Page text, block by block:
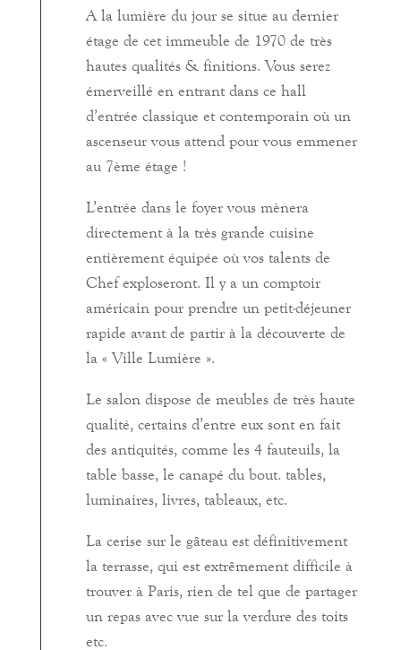
A la lumière du jour se situe au dernier
étage de cet immeuble de 1970 de très
hautes qualités & finitions. Vous serez
émerveillé en entrant dans ce hall
d’entrée classique et contemporain où un
ascenseur vous attend pour vous emmener
au 7ème étage !
L’entrée dans le foyer vous mènera
directement à la très grande cuisine
entièrement équipée où vos talents de
Chef exploseront. Il y a un comptoir
américain pour prendre un petit-déjeuner
rapide avant de partir à la découverte de
la « Ville Lumière ».
Le salon dispose de meubles de très haute
qualité, certains d’entre eux sont en fait
des antiquités, comme les 4 fauteuils, la
table basse, le canapé du bout. tables,
luminaires, livres, tableaux, etc.
La cerise sur le gâteau est définitivement
la terrasse, qui est extrêmement difficile à
trouver à Paris, rien de tel que de partager
un repas avec vue sur la verdure des toits
etc.